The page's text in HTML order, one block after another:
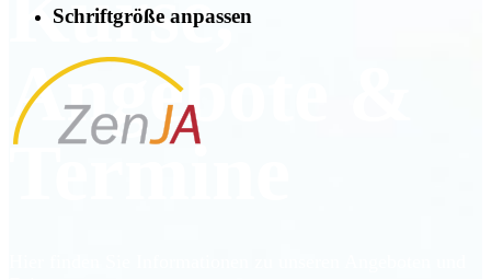
Schriftgröße anpassen
Angebote &
Termine